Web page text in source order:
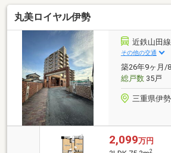
次応急処置を無料にて行います
き渡し日の翌月末まで※対象者・
条件あり
丸美ロイヤル伊勢
近鉄山田
その他の交通
築26年9ヶ月/
総戸数35戸
三重県伊
2,099万円
2